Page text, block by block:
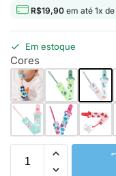
R$19,90 em até 1x de
Em estoque
Cores